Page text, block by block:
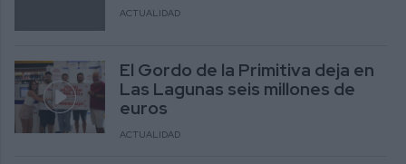
ACTUALIDAD
El Gordo de la Primitiva deja en
Las Lagunas seis millones de
euros
ACTUALIDAD